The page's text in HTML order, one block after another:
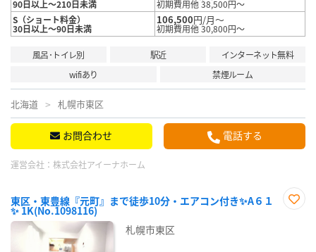
90日以上～210日未満
初期費用他 38,500円～
S（ショート料金）
30日以上～90日未満
106,500円/月～
初期費用他 30,800円～
風呂･トイレ別 駅近
インターネット無料
wifiあり
禁煙ルーム
北海道 札幌市東区
お問合わせ 電話する
運営会社： 株式会社アイーナホーム
東区・東豊線『元町』まで徒歩10分・エアコン付き✨A６１
✨ 1K(No.1098116)
札幌市東区